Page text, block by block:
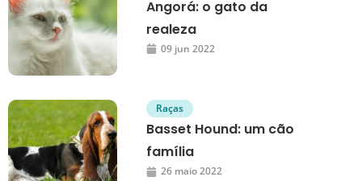
Angorá: o gato da
realeza
09 jun 2022
Raças
Basset Hound: um cão
família
26 maio 2022